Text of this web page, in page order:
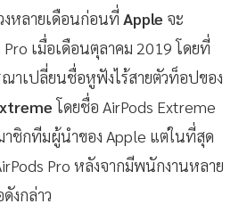
หลายเดือนก่อนที่ Apple จะ
เมื่อเดือนตุลาคม 2019 โดยที่
าเปลี่ยนชื่อหูฟังไร้สายตัวท็อปของ
โดยชื่อ AirPods Extreme
าชิกทีมผู้นำของ Apple แต่ในที่สุด
Pro หลังจากมีพนักงานหลาย
งกล่าว